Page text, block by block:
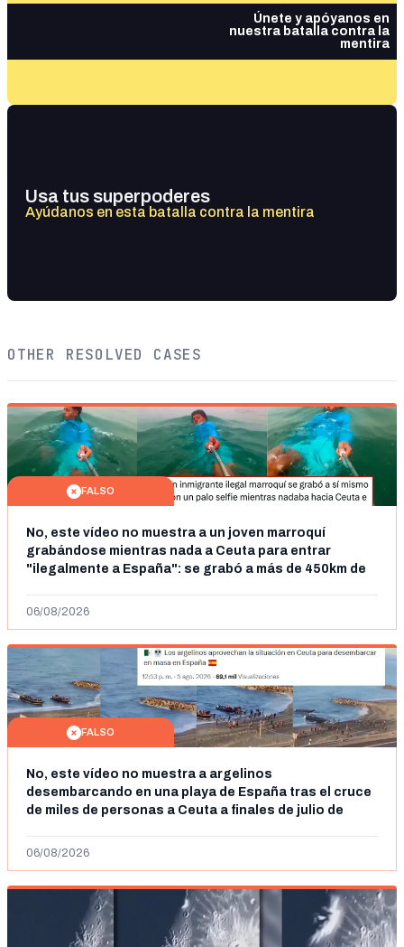
Únete y apóyanos en
nuestra batalla contra la
mentira
Usa tus superpoderes
Ayúdanos en esta batalla contra la mentira
OTHER RESOLVED CASES
FALSO
No, este vídeo no muestra a un joven marroquí
grabándose mientras nada a Ceuta para entrar
"ilegalmente a España": se grabó a más de 450km de
06/08/2026
FALSO
No, este vídeo no muestra a argelinos
desembarcando en una playa de España tras el cruce
de miles de personas a Ceuta a finales de julio de
06/08/2026